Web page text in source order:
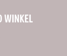
WINKEL